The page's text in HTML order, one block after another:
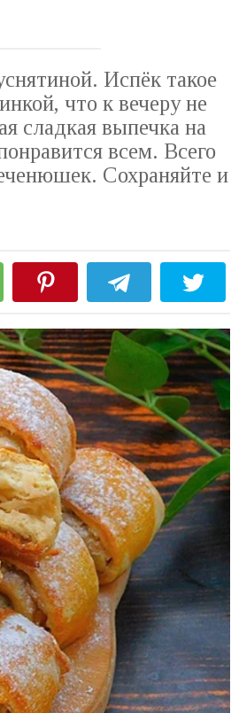
Испёк такое
что к вечеру не
сладкая выпечка на
всем. Всего
Сохраняйте и